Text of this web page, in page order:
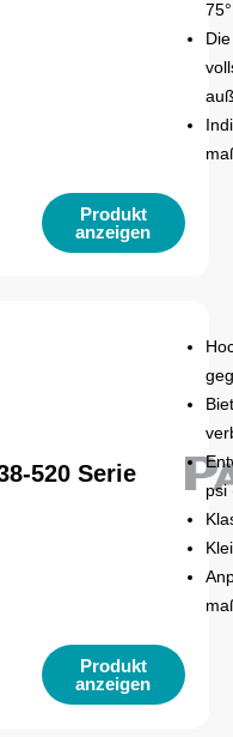
Produkt
anzeigen
520 Serie
psi
Produkt
anzeigen